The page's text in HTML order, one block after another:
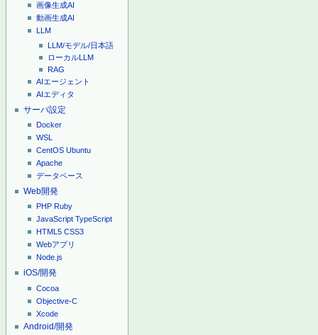
画像生成AI
動画生成AI
LLM
LLM/モデル/日本語
ローカルLLM
RAG
AIエージェント
AIエディタ
サーバ設定
Docker
WSL
CentOS Ubuntu
Apache
データベース
Web開発
PHP Ruby
JavaScript TypeScript
HTML5 CSS3
Webアプリ
Node.js
iOS/開発
Cocoa
Objective-C
Xcode
Android/開発